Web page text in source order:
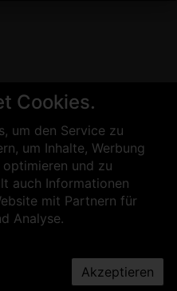
Cookies.
um den Service zu
um Inhalte, Werbung
und zu
auch Informationen
mit Partnern für
Analyse.
Akzeptieren